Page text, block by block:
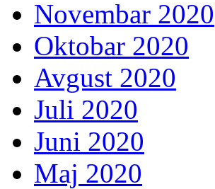
Novembar 2020
Oktobar 2020
Avgust 2020
Juli 2020
Juni 2020
Maj 2020